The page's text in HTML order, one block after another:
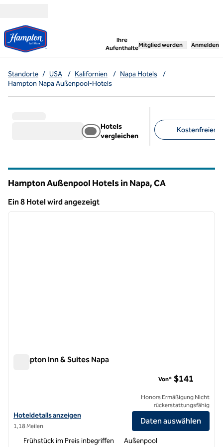
Ihre
Aufenthalte
,öffnet neue
Mitglied werden Anmelden
Standorte / USA / Kalifornien / Napa Hotels
/
Hampton Napa Außenpool-Hotels
Hotels
vergleichen
Kostenfreies
Hampton Außenpool Hotels in Napa,CA
Ein 8 Hotel wird angezeigt
Ein 8 Hotel wird angezeigt
1 von 12
Hampton Inn & Suites Napa
Hoteldetails für Hampton Inn & Suites Napa anzeigen
Hoteldetails anzeigen
1,18 Meilen
Von* $141
Honors Ermäßigung Nicht
rückerstattungsfähig
Daten auswählen
Frühstück im Preis inbegriffen Außenpool